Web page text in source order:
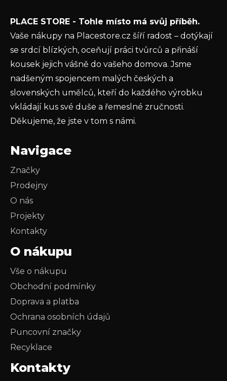
ochrany osobních údajů
PŘIHLÁSIT SE
PLACE STORE - Tohle místo má svůj příběh.
Vaše nákupy na Placestore.cz šíří radost – dotýkají
se srdcí blízkých, oceňují práci tvůrců a přináší
kousek jejich vášně do vašeho domova. Jsme
nadšeným spojencem malých českých a
slovenských umělců, kteří do každého výrobku
vkládají kus své duše a řemeslné zručnosti.
Děkujeme, že jste v tom s námi.
Navigace
Značky
Prodejny
O nás
Projekty
Kontakty
O nákupu
Vše o nákupu
Obchodní podmínky
Doprava a platba
Ochrana osobních údajů
Puncovní značky
Recyklace
Kontakty